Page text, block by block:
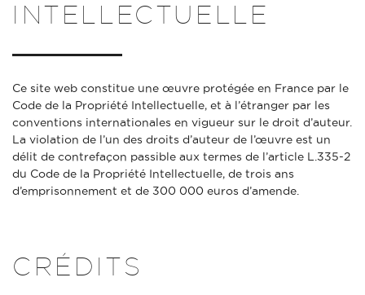
INTELLECTUELLE
Ce site web constitue une œuvre protégée en France par le
Code de la Propriété Intellectuelle, et à l’étranger par les
conventions internationales en vigueur sur le droit d’auteur.
La violation de l’un des droits d’auteur de l’œuvre est un
délit de contrefaçon passible aux termes de l’article L.335-2
du Code de la Propriété Intellectuelle, de trois ans
d’emprisonnement et de 300 000 euros d’amende.
CRÉDITS